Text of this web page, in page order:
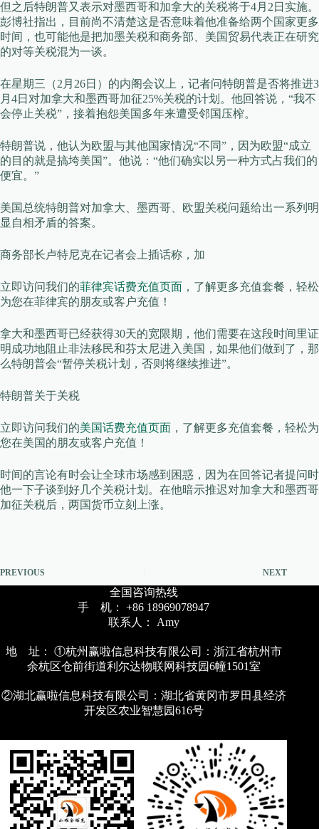
但之后特朗普又表示对墨西哥和加拿大的关税将于4月2日实施。
彭博社指出，目前尚不清楚这是否意味着他准备给两个国家更多
时间，也可能他是把加墨关税和商务部、美国贸易代表正在研究
的对等关税混为一谈。
在星期三（2月26日）的内阁会议上，记者问特朗普是否将推进3
月4日对加拿大和墨西哥加征25%关税的计划。他回答说，“我不
会停止关税”，接着抱怨美国多年来遭受邻国压榨。
特朗普说，他认为欧盟与其他国家情况“不同”，因为欧盟“成立
的目的就是搞垮美国”。他说：“他们确实以另一种方式占我们的
便宜。”
美国总统特朗普对加拿大、墨西哥、欧盟关税问题给出一系列明
显自相矛盾的答案。
商务部长卢特尼克在记者会上插话称，加
立即访问我们的菲律宾话费充值页面 ，了解更多充值套餐，轻松
为您在菲律宾的朋友或客户充值！
拿大和墨西哥已经获得30天的宽限期，他们需要在这段时间里证
明成功地阻止非法移民和芬太尼进入美国，如果他们做到了，那
么特朗普会“暂停关税计划，否则将继续推进”。
特朗普关于关税
立即访问我们的美国话费充值页面 ，了解更多充值套餐，轻松为
您在美国的朋友或客户充值！
时间的言论有时会让全球市场感到困惑，因为在回答记者提问时
他一下子谈到好几个关税计划。在他暗示推迟对加拿大和墨西哥
加征关税后，两国货币立刻上涨。
PREVIOUS NEXT
全国咨询热线
手 机： +86 18969078947
联系人： Amy
地 址： ①杭州赢啦信息科技有限公司：浙江省杭州市
余杭区仓前街道利尔达物联网科技园6幢1501室
②湖北赢啦信息科技有限公司：湖北省黄冈市罗田县经济
开发区农业智慧园616号